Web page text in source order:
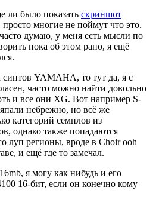
ли было показать скриншот
просто многие не поймут что это.
думаю, у меня есть мысли по
пока об этом рано, я ещё
синтов YAMAHA, то тут да, я с
часто можно найти довольно
и все они XG. Вот например S-
небрежно, но всё же
категорий семплов из
однако также попадаются
луп регионы, вроде в Choir ooh
и ещё где то замечал.
я могу как нибудь и его
16-бит, если он конечно кому